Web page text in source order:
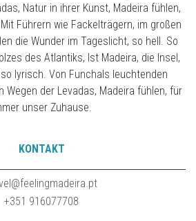
Natur in ihrer Kunst, Madeira fühlen,
Führern wie Fackelträgern, im großen
die Wunder im Tageslicht, so hell. So
des Atlantiks, Ist Madeira, die Insel,
lyrisch. Von Funchals leuchtenden
Wegen der Levadas, Madeira fühlen, für
unser Zuhause.
KONTAKT
+351 916077708